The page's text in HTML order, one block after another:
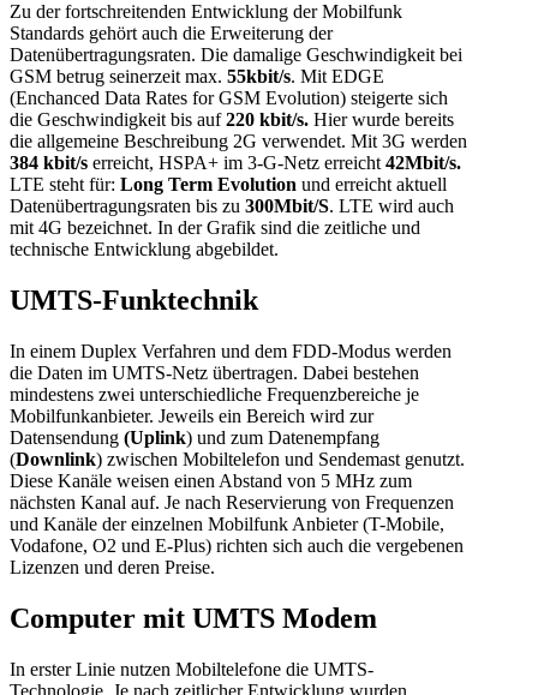
Zu der fortschreitenden Entwicklung der Mobilfunk
Standards gehört auch die Erweiterung der
Datenübertragungsraten. Die damalige Geschwindigkeit bei
GSM betrug seinerzeit max. 55kbit/s. Mit EDGE
(Enchanced Data Rates for GSM Evolution) steigerte sich
die Geschwindigkeit bis auf220 kbit/s. Hier wurde bereits
die allgemeine Beschreibung 2G verwendet. Mit 3G werden
384 kbit/s erreicht, HSPA+ im 3-G-Netz erreicht 42Mbit/s.
LTE steht für: Long Term Evolution und erreicht aktuell
Datenübertragungsraten bis zu 300Mbit/S. LTE wird auch
mit 4G bezeichnet. In der Grafik sind die zeitliche und
technische Entwicklung abgebildet.
UMTS-Funktechnik
In einem Duplex Verfahren und dem FDD-Modus werden
die Daten im UMTS-Netz übertragen. Dabei bestehen
mindestens zwei unterschiedliche Frequenzbereiche je
Mobilfunkanbieter. Jeweils ein Bereich wird zur
Datensendung (Uplink) und zum Datenempfang
(Downlink) zwischen Mobiltelefon und Sendemast genutzt.
Diese Kanäle weisen einen Abstand von 5 MHz zum
nächsten Kanal auf. Je nach Reservierung von Frequenzen
und Kanäle der einzelnen Mobilfunk Anbieter (T-Mobile,
Vodafone, O2 und E-Plus) richten sich auch die vergebenen
Lizenzen und deren Preise.
Computer mit UMTS Modem
In erster Linie nutzen Mobiltelefone die UMTS-
Technologie. Je nach zeitlicher Entwicklung wurden